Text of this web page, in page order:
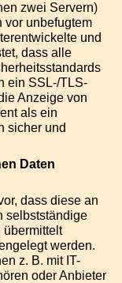
zwei Servern)
vor unbefugtem
und
dass alle
ein SSL-/TLS-
Anzeige von
als ein
sicher und
Daten
dass diese an
selbstständige
übermittelt
werden.
z. B. mit IT-
oder Anbieter